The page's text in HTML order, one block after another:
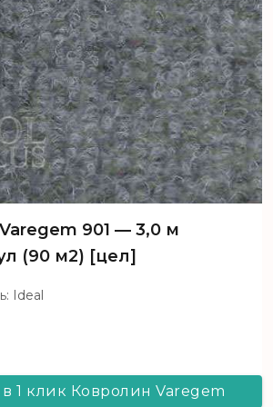
901 — 3,0 м
(90 м2) [цел]
Ideal
1 клик Ковролин Varegem